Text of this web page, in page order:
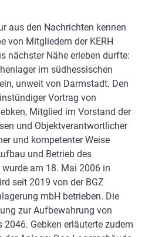
aus den Nachrichten kennen
von Mitgliedern der KERH
nächster Nähe erleben durfte:
im südhessischen
unweit von Darmstadt. Den
Vortrag von
Mitglied im Vorstand der
und Objektverantwortlicher
und kompetenter Weise
und Betrieb des
am 18. Mai 2006 in
seit 2019 von der BGZ
mbH betrieben. Die
zur Aufbewahrung von
Gebken erläuterte zudem